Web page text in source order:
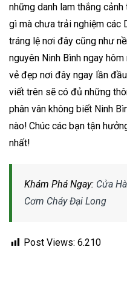
những danh lam thắng
gì mà chưa trải nghiệm các
tráng lệ nơi đây cũng như
nguyên Ninh Bình ngay
vẻ đẹp nơi đây ngay lần
viết trên sẽ có đủ những
phân vân không biết Ninh
nào! Chúc các bạn tận
nhất!
Khám Phá Ngay: Cửa
Cơm Cháy Đại Long
Post Views: 6.210